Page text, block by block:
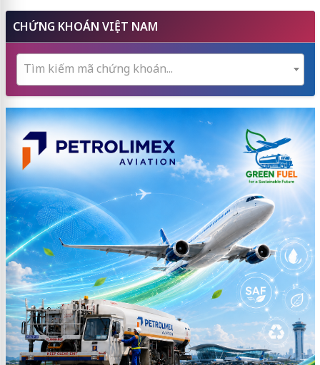
CHỨNG KHOÁN VIỆT NAM
Tìm kiếm mã chứng khoán...